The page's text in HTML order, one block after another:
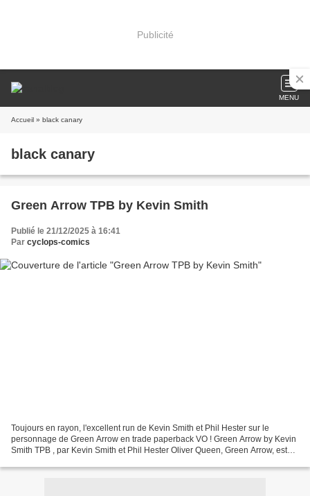
Publicité
MENU
Accueil » black canary
black canary
Green Arrow TPB by Kevin Smith
Publié le 21/12/2025 à 16:41
Par cyclops-comics
Toujours en rayon, l'excellent run de Kevin Smith et Phil Hester sur le
personnage de Green Arrow en trade paperback VO ! Green Arrow by Kevin
Smith TPB , par Kevin Smith et Phil Hester Oliver Queen, Green Arrow, est